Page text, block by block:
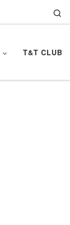
T&T CLUB